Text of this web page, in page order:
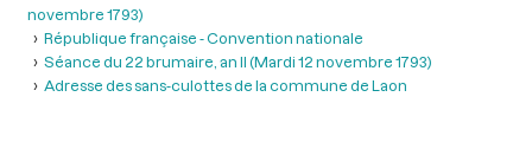
novembre 1793)
République française - Convention nationale
Séance du 22 brumaire, an II (Mardi 12 novembre 1793)
Adresse des sans-culottes de la commune de Laon